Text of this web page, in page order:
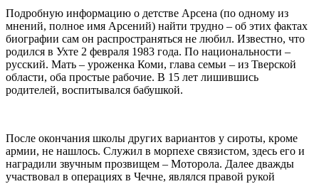
Подробную информацию о детстве Арсена (по одному из
мнений, полное имя Арсений) найти трудно – об этих фактах
биографии сам он распространяться не любил. Известно, что
родился в Ухте 2 февраля 1983 года. По национальности –
русский. Мать – уроженка Коми, глава семьи – из Тверской
области, оба простые рабочие. В 15 лет лишившись
родителей, воспитывался бабушкой.
После окончания школы других вариантов у сироты, кроме
армии, не нашлось. Служил в морпехе связистом, здесь его и
наградили звучным прозвищем – Моторола. Далее дважды
участвовал в операциях в Чечне, являлся правой рукой